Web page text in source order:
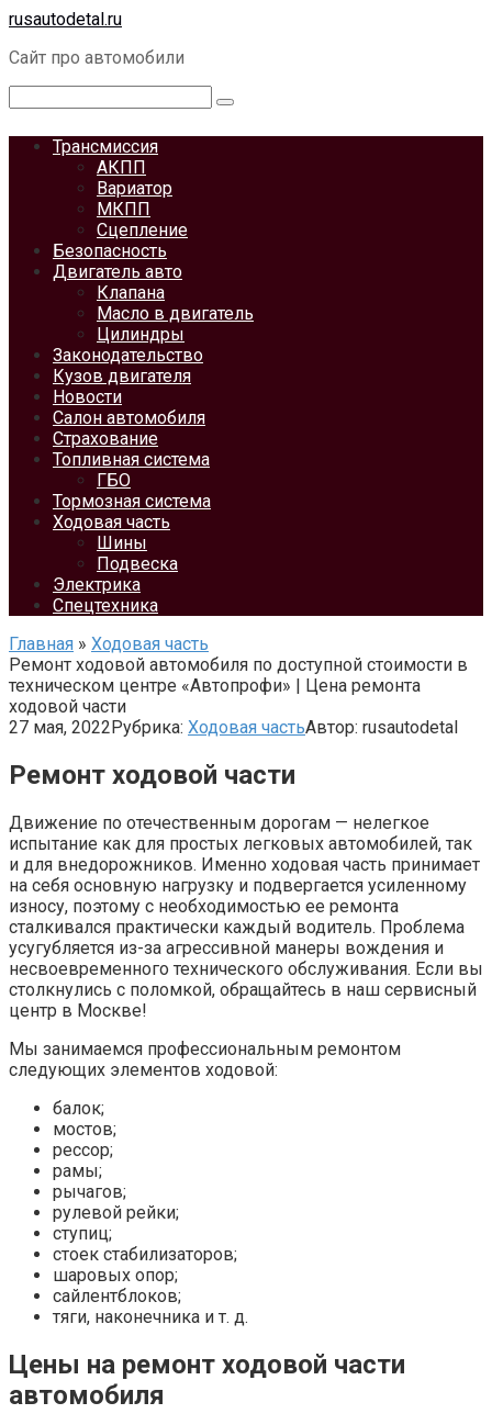
Перейти
контенту
rusautodetal.ru
Сайт про автомобили
Трансмиссия
АКПП
Вариатор
МКПП
Сцепление
Безопасность
Двигатель авто
Клапана
Масло в двигатель
Цилиндры
Законодательство
Кузов двигателя
Новости
Салон автомобиля
Страхование
Топливная система
ГБО
Тормозная система
Ходовая часть
Шины
Подвеска
Электрика
Спецтехника
Главная » Ходовая часть
Ремонт ходовой автомобиля по доступной стоимости в
техническом центре «Автопрофи» | Цена ремонта
ходовой части
27 мая, 2022Рубрика: Ходовая частьАвтор: rusautodetal
Ремонт ходовой части
Движение по отечественным дорогам — нелегкое
испытание как для простых легковых автомобилей, так
и для внедорожников. Именно ходовая часть принимает
на себя основную нагрузку и подвергается усиленному
износу, поэтому с необходимостью ее ремонта
сталкивался практически каждый водитель. Проблема
усугубляется из-за агрессивной манеры вождения и
несвоевременного технического обслуживания. Если вы
столкнулись с поломкой, обращайтесь в наш сервисный
центр в Москве!
Мы занимаемся профессиональным ремонтом
следующих элементов ходовой:
балок;
мостов;
рессор;
рамы;
рычагов;
рулевой рейки;
ступиц;
стоек стабилизаторов;
шаровых опор;
сайлентблоков;
тяги, наконечника и т. д.
Цены на ремонт ходовой части
автомобиля